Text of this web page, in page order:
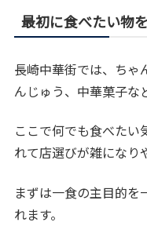
最初に食べたい物
長崎中華街では、ちゃ
んじゅう、中華菓子な
ここで何でも食べた
れて店選びが雑になり
まずは一食の主目的を
れます。